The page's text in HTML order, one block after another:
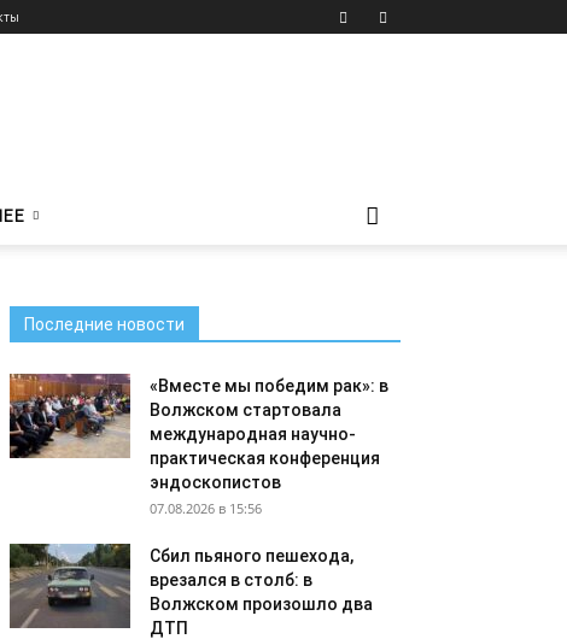
Последние новости
«Вместе мы победим рак»: в
Волжском стартовала
международная научно-
практическая конференция
эндоскопистов
07.08.2026 в 15:56
Сбил пьяного пешехода,
врезался в столб: в
Волжском произошло два
ДТП